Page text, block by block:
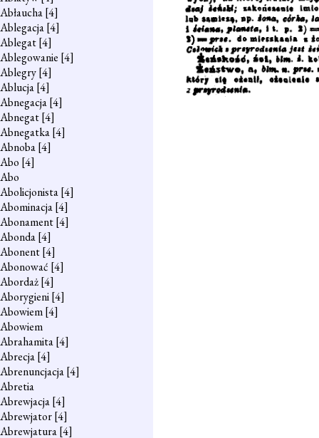
Abłaucha[4]
Ablegacja[4]
Ablegat[4]
Ablegowanie [4]
Ablegry[4]
Ablucja[4]
Abnegacja[4]
Abnegat[4]
Abnegatka[4]
Abnoba[4]
Abo [4]
Abo
Abolicjonista[4]
Abominacja[4]
Abonament[4]
Abonda[4]
Abonent[4]
Abonować [4]
Abordaż[4]
Aborygieni[4]
Abowiem[4]
Abowiem
Abrahamita[4]
Abrecja[4]
Abrenuncjacja[4]
Abretia
Abrewjacja[4]
Abrewjator[4]
Abrewjatura[4]